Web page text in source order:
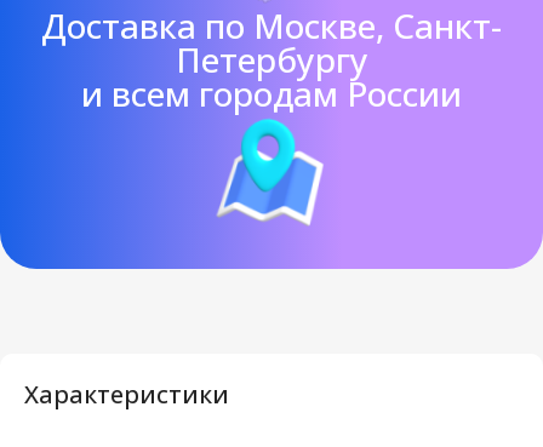
Доставка по Москве, Санкт-
Петербургу
и всем городам России
Характеристики